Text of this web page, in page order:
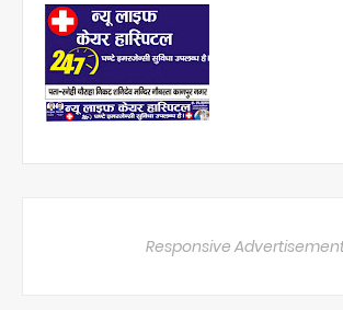
Responsive